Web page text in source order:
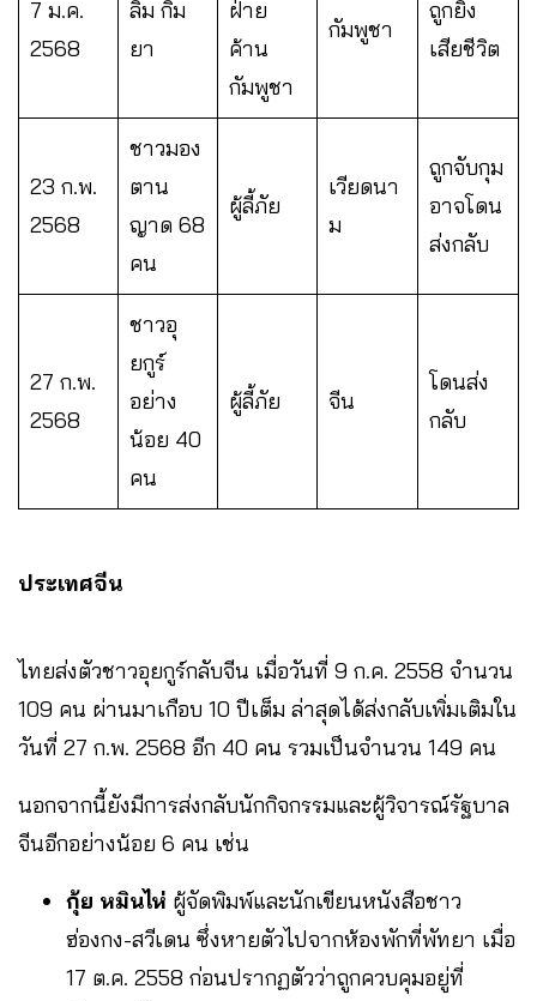
7 ม.ค.
2568
ลิม กิม
ยา
ฝ่าย
ค้าน
กัมพูชา
กัมพูชา
ถูกยิง
เสียชีวิต
23 ก.พ.
2568
ชาวมอง
ตาน
ญาด 68
คน
ผู้ลี้ภัย
เวียดนา
ม
ถูกจับกุม
อาจโดน
ส่งกลับ
27 ก.พ.
2568
ชาวอุ
ยกูร์
อย่าง
น้อย 40
คน
ผู้ลี้ภัย จีน
โดนส่ง
กลับ
ประเทศจีน
ไทยส่งตัวชาวอุยกูร์กลับจีน เมื่อวันที่ 9 ก.ค. 2558 จำนวน
109 คน ผ่านมาเกือบ 10 ปีเต็ม ล่าสุดได้ส่งกลับเพิ่มเติมใน
วันที่ 27 ก.พ. 2568 อีก 40 คน รวมเป็นจำนวน 149 คน
นอกจากนี้ยังมีการส่งกลับนักกิจกรรมและผู้วิจารณ์รัฐบาล
จีนอีกอย่างน้อย 6 คน เช่น
กุ้ย หมินไห่ ผู้จัดพิมพ์และนักเขียนหนังสือชาว
ฮ่องกง-สวีเดน ซึ่งหายตัวไปจากห้องพักที่พัทยา เมื่อ
17 ต.ค. 2558 ก่อนปรากฏตัวว่าถูกควบคุมอยู่ที่